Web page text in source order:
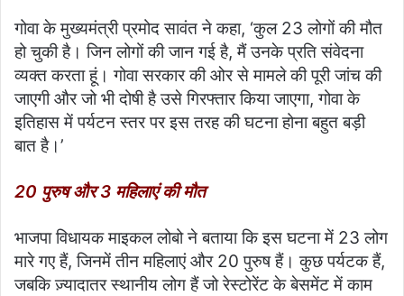
गोवा के मुख्यमंत्री प्रमोद सावंत ने कहा, ‘कुल 23 लोगों की मौत
हो चुकी है। जिन लोगों की जान गई है, मैं उनके प्रति संवेदना
व्यक्त करता हूं। गोवा सरकार की ओर से मामले की पूरी जांच की
जाएगी और जो भी दोषी है उसे गिरफ्तार किया जाएगा, गोवा के
इतिहास में पर्यटन स्तर पर इस तरह की घटना होना बहुत बड़ी
बात है।’
20 पुरुष और 3 महिलाएं की मौत
भाजपा विधायक माइकल लोबो ने बताया कि इस घटना में 23 लोग
मारे गए हैं, जिनमें तीन महिलाएं और 20 पुरुष हैं। कुछ पर्यटक हैं,
जबकि ज़्यादातर स्थानीय लोग हैं जो रेस्टोरेंट के बेसमेंट में काम